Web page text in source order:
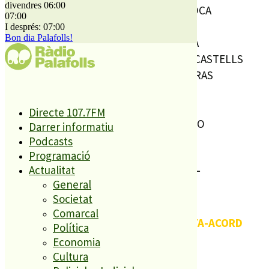
divendres 06:00
07:00
I després: 07:00
Bon dia Palafolls!
Directe 107.7FM
Darrer informatiu
Podcasts
Programació
Actualitat
General
Societat
Comarcal
Política
Economia
Cultura
SENYOR JOSEP MARIA BOTELLA COCA
SENYORA ALÍCIA ÁLVAREZ SAINZ
SENYOR JORDI BONASTRE ARANDA
SENYORA ANA MARIA FRANQUESA CASTELLS
SENYOR XAVIER DALMAU TRESSERRAS
SENYOR XAVIER ROSELLÓ PIÑOL
SENYORA JOSEFINA MARTÍ CORTIZO
Suplents
SENYORA MARIA CARME RIBAS MONREAL
ESQUERRA REPUBLICANA DE CATALUNYA-ACORD
MUNICIPAL
(ESQUERRA-AM)